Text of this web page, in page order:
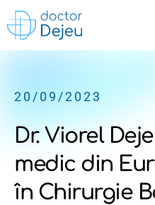
20/09/2023
Dr. Viorel
medic din
în Chirurgie